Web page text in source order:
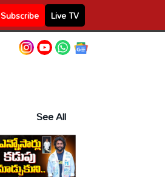
Subscribe
Live TV
See All